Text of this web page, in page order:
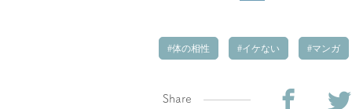
体の相性 イケない マンガ
Share